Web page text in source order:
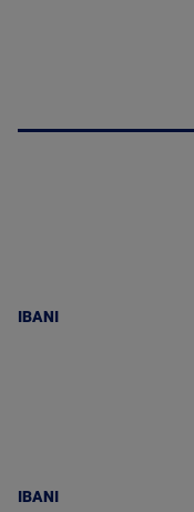
IBANI
IBANI